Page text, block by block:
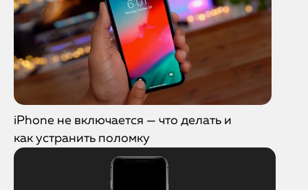
iPhone не включается — что делать и
как устранить поломку